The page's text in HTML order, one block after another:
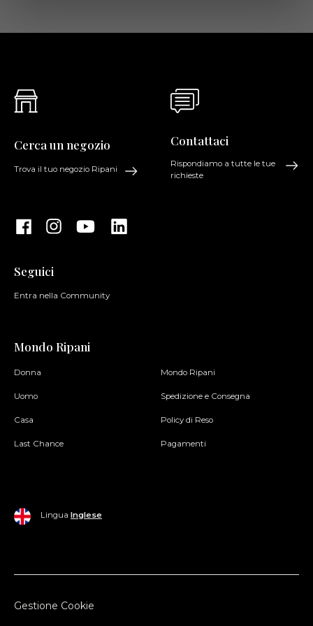
Cerca un negozio
Trova il tuo negozio Ripani
Seguici
Entra nella Community
Contattaci
Rispondiamo a tutte le tue
richieste
Mondo Ripani
Donna
Uomo
Casa
Last Chance
Mondo Ripani
Spedizione e Consegna
Policy di Reso
Pagamenti
Lingua Inglese
Gestione Cookie